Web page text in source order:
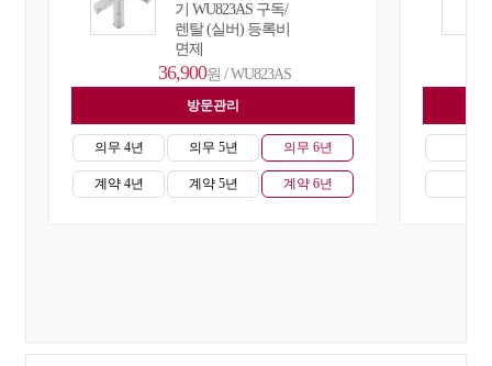
기 WU823AS 구독/
렌탈 (실버) 등록비
면제
36,900원 / WU823AS
방문관리
의무 4년
계약 4년
의무 5년
계약 5년
의무 6년
계약 6년